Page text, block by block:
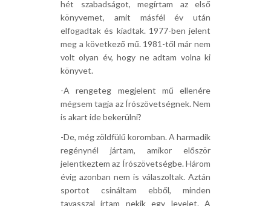
hét szabadságot, megírtam az első
könyvemet, amit másfél év után
elfogadtak és kiadtak. 1977-ben jelent
meg a következő mű. 1981-től már nem
volt olyan év, hogy ne adtam volna ki
könyvet.
-A rengeteg megjelent mű ellenére
mégsem tagja az Írószövetségnek. Nem
is akart ide bekerülni?
-De, még zöldfülű koromban. A harmadik
regénynél jártam, amikor először
jelentkeztem az Írószövetségbe. Három
évig azonban nem is válaszoltak. Aztán
sportot csináltam ebből, minden
tavasszal írtam nekik egy levelet. A